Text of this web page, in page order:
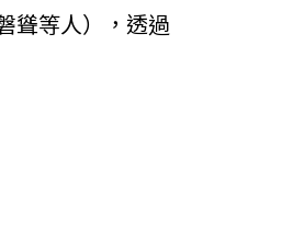
聳等人），透過